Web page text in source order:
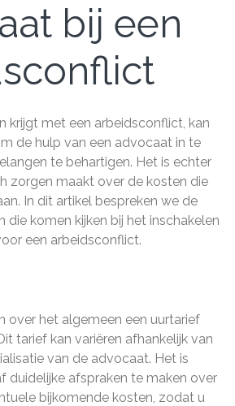
bij een
krijgt met een arbeidsconflict, kan
de hulp van een advocaat in te
te behartigen. Het is echter
zorgen maakt over de kosten die
In dit artikel bespreken we de
die komen kijken bij het inschakelen
een arbeidsconflict.
over het algemeen een uurtarief
tarief kan variëren afhankelijk van
van de advocaat. Het is
duidelijke afspraken te maken over
bijkomende kosten, zodat u